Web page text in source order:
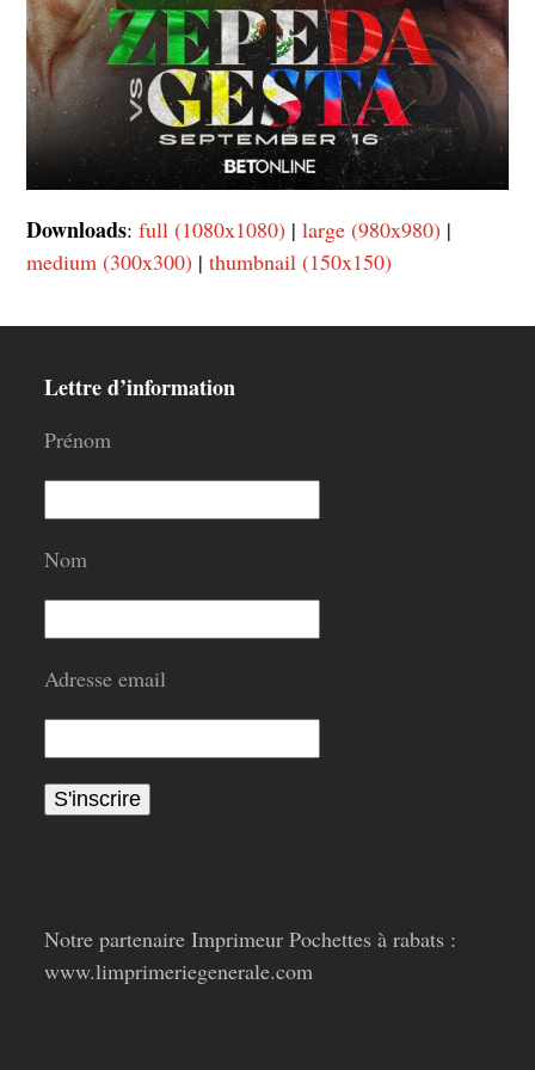
Downloads:full (1080x1080) |large (980x980) |
medium (300x300) |thumbnail (150x150)
Lettre d’information
Prénom
Nom
Adresse email
Notre partenaire Imprimeur Pochettes à rabats :
www.limprimeriegenerale.com